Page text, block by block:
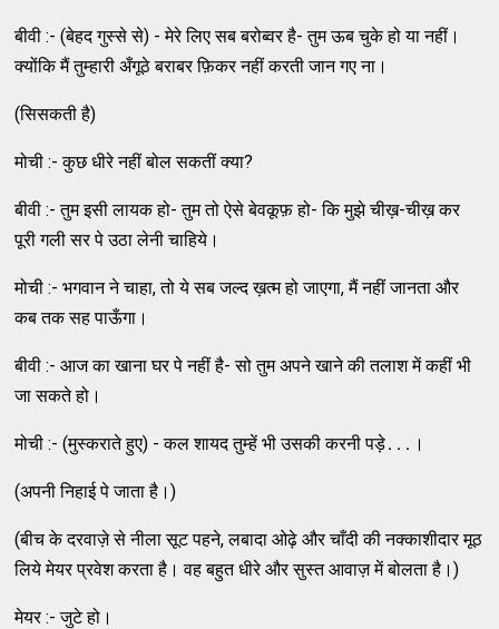
बीवी :- (बेहद गुस्‍से से) - मेरे लिए सब बरोब्‍वर है- तुम ऊब चुके हो या नहीं।
क्‍योंकि मैं तुम्‍हारी अँगूठे बराबर फ़िकर नहीं करती जान गए ना।
(सिसकती है)
मोची :- कुछ धीरे नहीं बोल सकतीं क्‍या?
बीवी :- तुम इसी लायक हो- तुम तो ऐसे बेवकूफ़ हो- कि मुझे चीख़-चीख़ कर
पूरी गली सर पे उठा लेनी चाहिये।
मोची :- भगवान ने चाहा, तो ये सब जल्‍द ख़त्‍म हो जाएगा, मैं नहीं जानता और
कब तक सह पाऊँगा।
बीवी :- आज का खाना घर पे नहीं है- सो तुम अपने खाने की तलाश में कहीं भी
जा सकते हो।
मोची :- (मुस्‍कराते हुए) - कल शायद तुम्‍हें भी उसकी करनी पड़े․․․।
(अपनी निहाई पे जाता है।)
(बीच के दरवाज़े से नीला सूट पहने, लबादा ओढ़े और चाँदी की नक्‍काशीदार मूठ
लिये मेयर प्रवेश करता है। वह बहुत धीरे और सुस्‍त आवाज़ में बोलता है।)
मेयर :- जुटे हो।